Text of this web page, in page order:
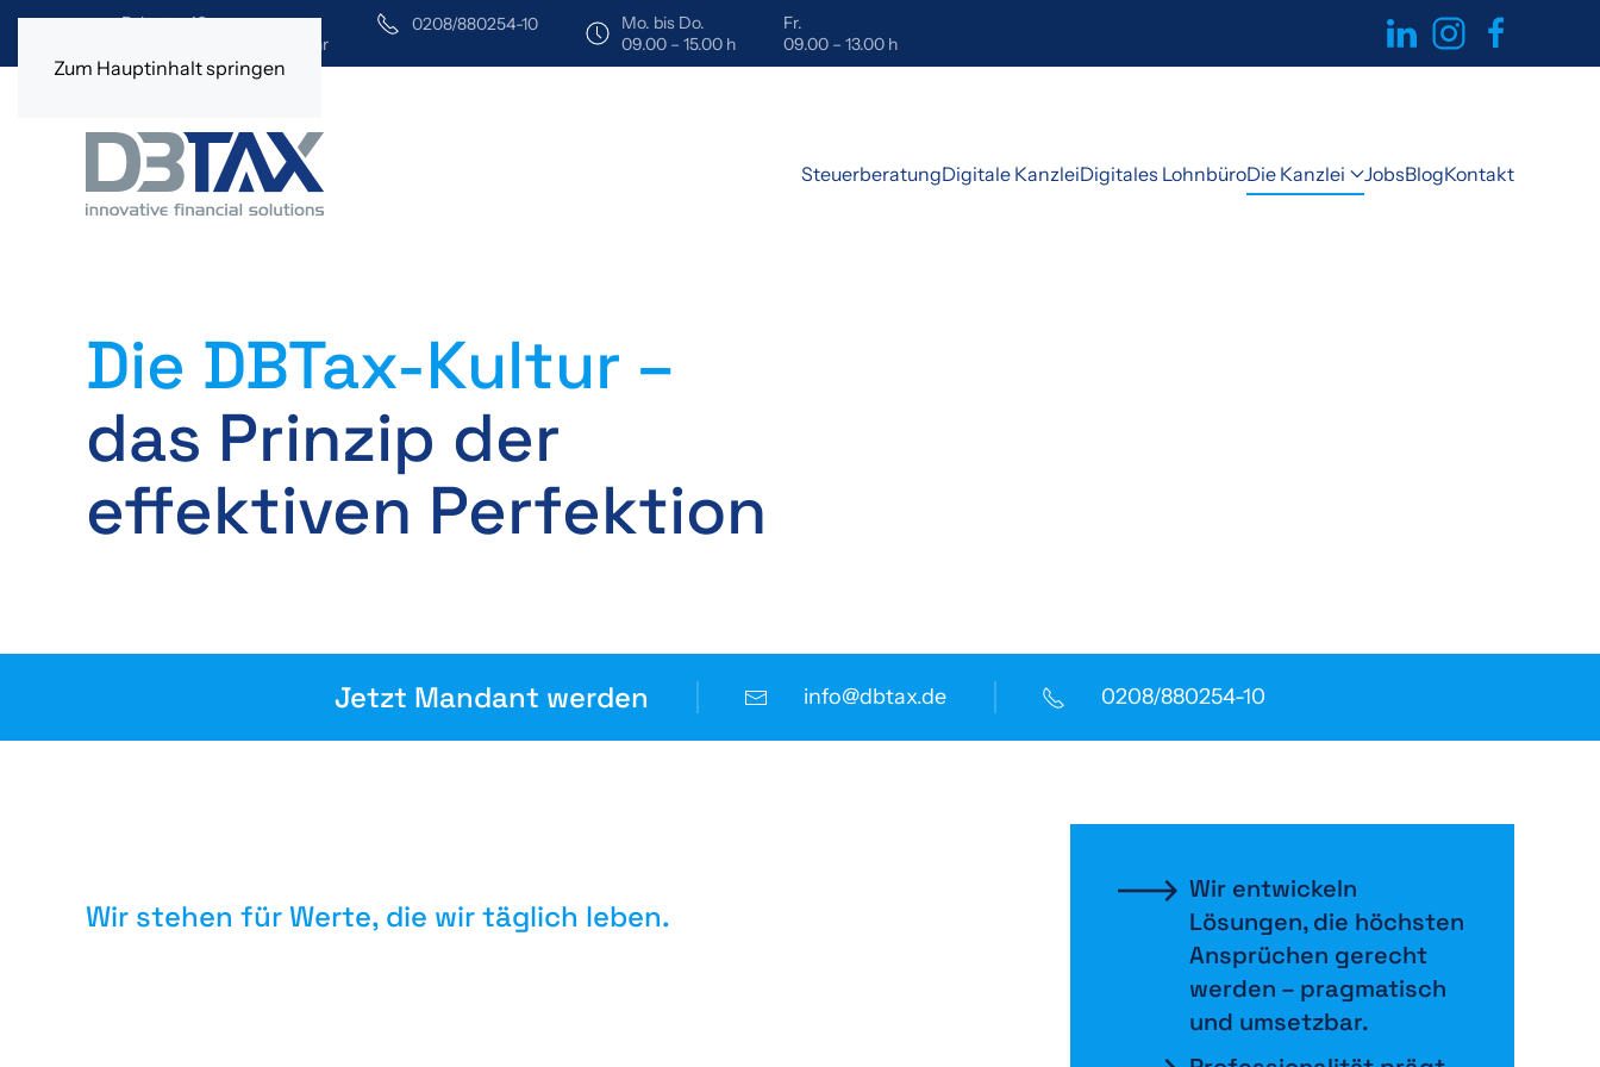
Zum Hauptinhalt springen
Bahnstr. 40
45468 Mülheim an der Ruhr
0208/880254-10
Mo. bis Do.
09.00 – 15.00 h
Fr.
09.00 – 13.00 h
SteuerberatungDigitale KanzleiDigitales LohnbüroDie Kanzlei JobsBlogKontakt
Die DBTax-Kultur –
das Prinzip der
effektiven Perfektion
Jetzt Mandant werden info@dbtax.de 0208/880254-10
Wir stehen für Werte, die wir täglich leben.
Wir entwickeln
Lösungen, die höchsten
Ansprüchen gerecht
werden – pragmatisch
und umsetzbar.